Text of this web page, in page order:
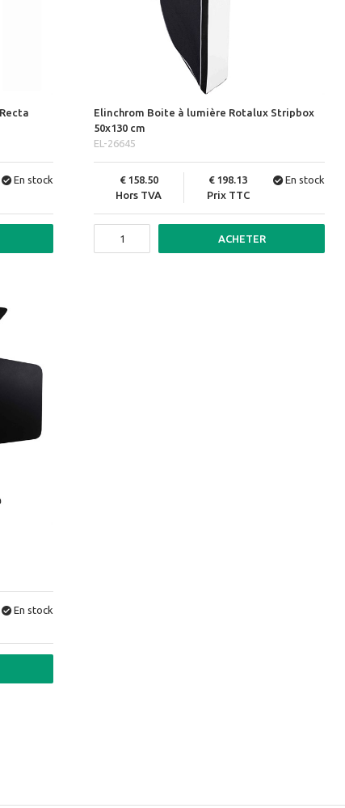
En stock
Elinchrom Boite à lumière Rotalux Stripbox
50x130 cm
EL-26645
Hors TVA
158.50
Prix TTC
198.13 En stock
ACHETER
En stock